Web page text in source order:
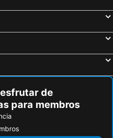
de
para membros